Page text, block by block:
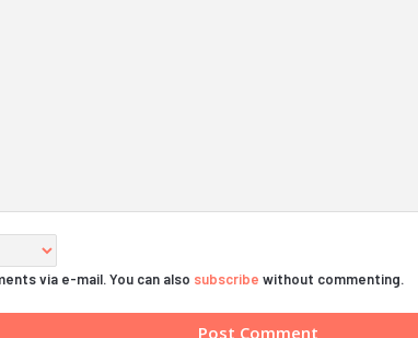
via e-mail. You can also subscribe without commenting.